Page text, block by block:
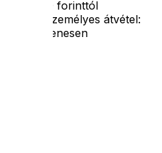
2190 forinttól
- Személyes átvétel:
ingyenesen